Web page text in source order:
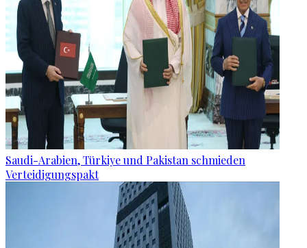
Saudi-Arabien, Türkiye und Pakistan schmieden
Verteidigungspakt